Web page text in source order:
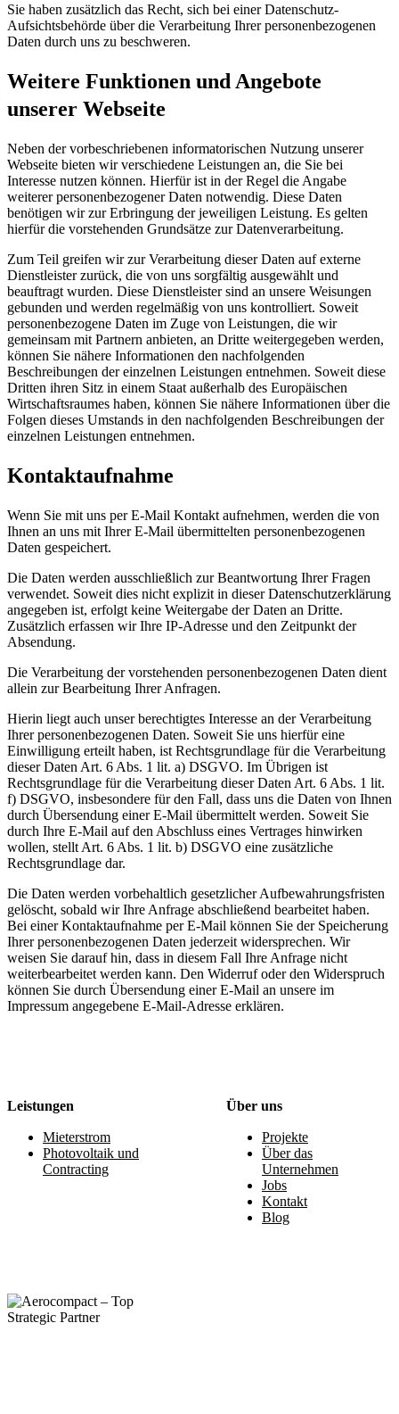
Sie haben zusätzlich das Recht, sich bei einer Datenschutz-
Aufsichtsbehörde über die Verarbeitung Ihrer personenbezogenen
Daten durch uns zu beschweren.
Weitere Funktionen und Angebote
unserer Webseite
Neben der vorbeschriebenen informatorischen Nutzung unserer
Webseite bieten wir verschiedene Leistungen an, die Sie bei
Interesse nutzen können. Hierfür ist in der Regel die Angabe
weiterer personenbezogener Daten notwendig. Diese Daten
benötigen wir zur Erbringung der jeweiligen Leistung. Es gelten
hierfür die vorstehenden Grundsätze zur Datenverarbeitung.
Zum Teil greifen wir zur Verarbeitung dieser Daten auf externe
Dienstleister zurück, die von uns sorgfältig ausgewählt und
beauftragt wurden. Diese Dienstleister sind an unsere Weisungen
gebunden und werden regelmäßig von uns kontrolliert. Soweit
personenbezogene Daten im Zuge von Leistungen, die wir
gemeinsam mit Partnern anbieten, an Dritte weitergegeben werden,
können Sie nähere Informationen den nachfolgenden
Beschreibungen der einzelnen Leistungen entnehmen. Soweit diese
Dritten ihren Sitz in einem Staat außerhalb des Europäischen
Wirtschaftsraumes haben, können Sie nähere Informationen über die
Folgen dieses Umstands in den nachfolgenden Beschreibungen der
einzelnen Leistungen entnehmen.
Kontaktaufnahme
Wenn Sie mit uns per E-Mail Kontakt aufnehmen, werden die von
Ihnen an uns mit Ihrer E-Mail übermittelten personenbezogenen
Daten gespeichert.
Die Daten werden ausschließlich zur Beantwortung Ihrer Fragen
verwendet. Soweit dies nicht explizit in dieser Datenschutzerklärung
angegeben ist, erfolgt keine Weitergabe der Daten an Dritte.
Zusätzlich erfassen wir Ihre IP-Adresse und den Zeitpunkt der
Absendung.
Die Verarbeitung der vorstehenden personenbezogenen Daten dient
allein zur Bearbeitung Ihrer Anfragen.
Hierin liegt auch unser berechtigtes Interesse an der Verarbeitung
Ihrer personenbezogenen Daten. Soweit Sie uns hierfür eine
Einwilligung erteilt haben, ist Rechtsgrundlage für die Verarbeitung
dieser Daten Art. 6 Abs. 1 lit. a) DSGVO. Im Übrigen ist
Rechtsgrundlage für die Verarbeitung dieser Daten Art. 6 Abs. 1 lit.
f) DSGVO, insbesondere für den Fall, dass uns die Daten von Ihnen
durch Übersendung einer E-Mail übermittelt werden. Soweit Sie
durch Ihre E-Mail auf den Abschluss eines Vertrages hinwirken
wollen, stellt Art. 6 Abs. 1 lit. b) DSGVO eine zusätzliche
Rechtsgrundlage dar.
Die Daten werden vorbehaltlich gesetzlicher Aufbewahrungsfristen
gelöscht, sobald wir Ihre Anfrage abschließend bearbeitet haben.
Bei einer Kontaktaufnahme per E-Mail können Sie der Speicherung
Ihrer personenbezogenen Daten jederzeit widersprechen. Wir
weisen Sie darauf hin, dass in diesem Fall Ihre Anfrage nicht
weiterbearbeitet werden kann. Den Widerruf oder den Widerspruch
können Sie durch Übersendung einer E-Mail an unsere im
Impressum angegebene E-Mail-Adresse erklären.
Leistungen
Mieterstrom
Photovoltaik und
Contracting
Über uns
Projekte
Über das
Unternehmen
Jobs
Kontakt
Blog